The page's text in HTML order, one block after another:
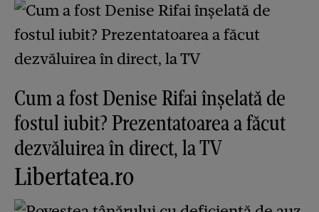
Cum a fost Denise Rifai înșelată de
fostul iubit? Prezentatoarea a făcut
dezvăluirea în direct, la TV
Libertatea.ro